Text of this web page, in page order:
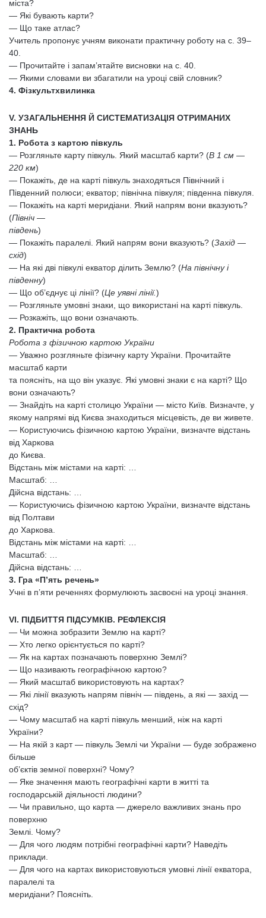
міста?
— Які бувають карти?
— Що таке атлас?
Учитель пропонує учням виконати практичну роботу на с. 39–
40.
— Прочитайте і запам’ятайте висновки на с. 40.
— Якими словами ви збагатили на уроці свій словник?
4. Фізкультхвилинка
V. УЗАГАЛЬНЕННЯ Й СИСТЕМАТИЗАЦІЯ ОТРИМАНИХ
ЗНАНЬ
1. Робота з картою півкуль
— Розгляньте карту півкуль. Який масштаб карти? (В 1 см —
220 км)
— Покажіть, де на карті півкуль знаходяться Північний і
Південний полюси; екватор; північна півкуля; південна півкуля.
— Покажіть на карті меридіани. Який напрям вони вказують?
(Північ —
південь)
— Покажіть паралелі. Який напрям вони вказують? (Захід —
схід)
— На які дві півкулі екватор ділить Землю? (На північну і
південну)
— Що об’єднує ці лінії? (Це уявні лінії.)
— Розгляньте умовні знаки, що використані на карті півкуль.
— Розкажіть, що вони означають.
2. Практична робота
Робота з фізичною картою України
— Уважно розгляньте фізичну карту України. Прочитайте
масштаб карти
та поясніть, на що він указує. Які умовні знаки є на карті? Що
вони означають?
— Знайдіть на карті столицю України — місто Київ. Визначте, у
якому напрямі від Києва знаходиться місцевість, де ви живете.
— Користуючись фізичною картою України, визначте відстань
від Харкова
до Києва.
Відстань між містами на карті: …
Масштаб: …
Дійсна відстань: …
— Користуючись фізичною картою України, визначте відстань
від Полтави
до Харкова.
Відстань між містами на карті: …
Масштаб: …
Дійсна відстань: …
3. Гра «П’ять речень»
Учні в п’яти реченнях формулюють засвоєні на уроці знання.
VІ. ПІДБИТТЯ ПІДСУМКІВ. РЕФЛЕКСІЯ
— Чи можна зобразити Землю на карті?
— Хто легко орієнтується по карті?
— Як на картах позначають поверхню Землі?
— Що називають географічною картою?
— Який масштаб використовують на картах?
— Які лінії вказують напрям північ — південь, а які — захід —
схід?
— Чому масштаб на карті півкуль менший, ніж на карті
України?
— На якій з карт — півкуль Землі чи України — буде зображено
більше
об’єктів земної поверхні? Чому?
— Яке значення мають географічні карти в житті та
господарській діяльності людини?
— Чи правильно, що карта — джерело важливих знань про
поверхню
Землі. Чому?
— Для чого людям потрібні географічні карти? Наведіть
приклади.
— Для чого на картах використовуються умовні лінії екватора,
паралелі та
меридіани? Поясніть.